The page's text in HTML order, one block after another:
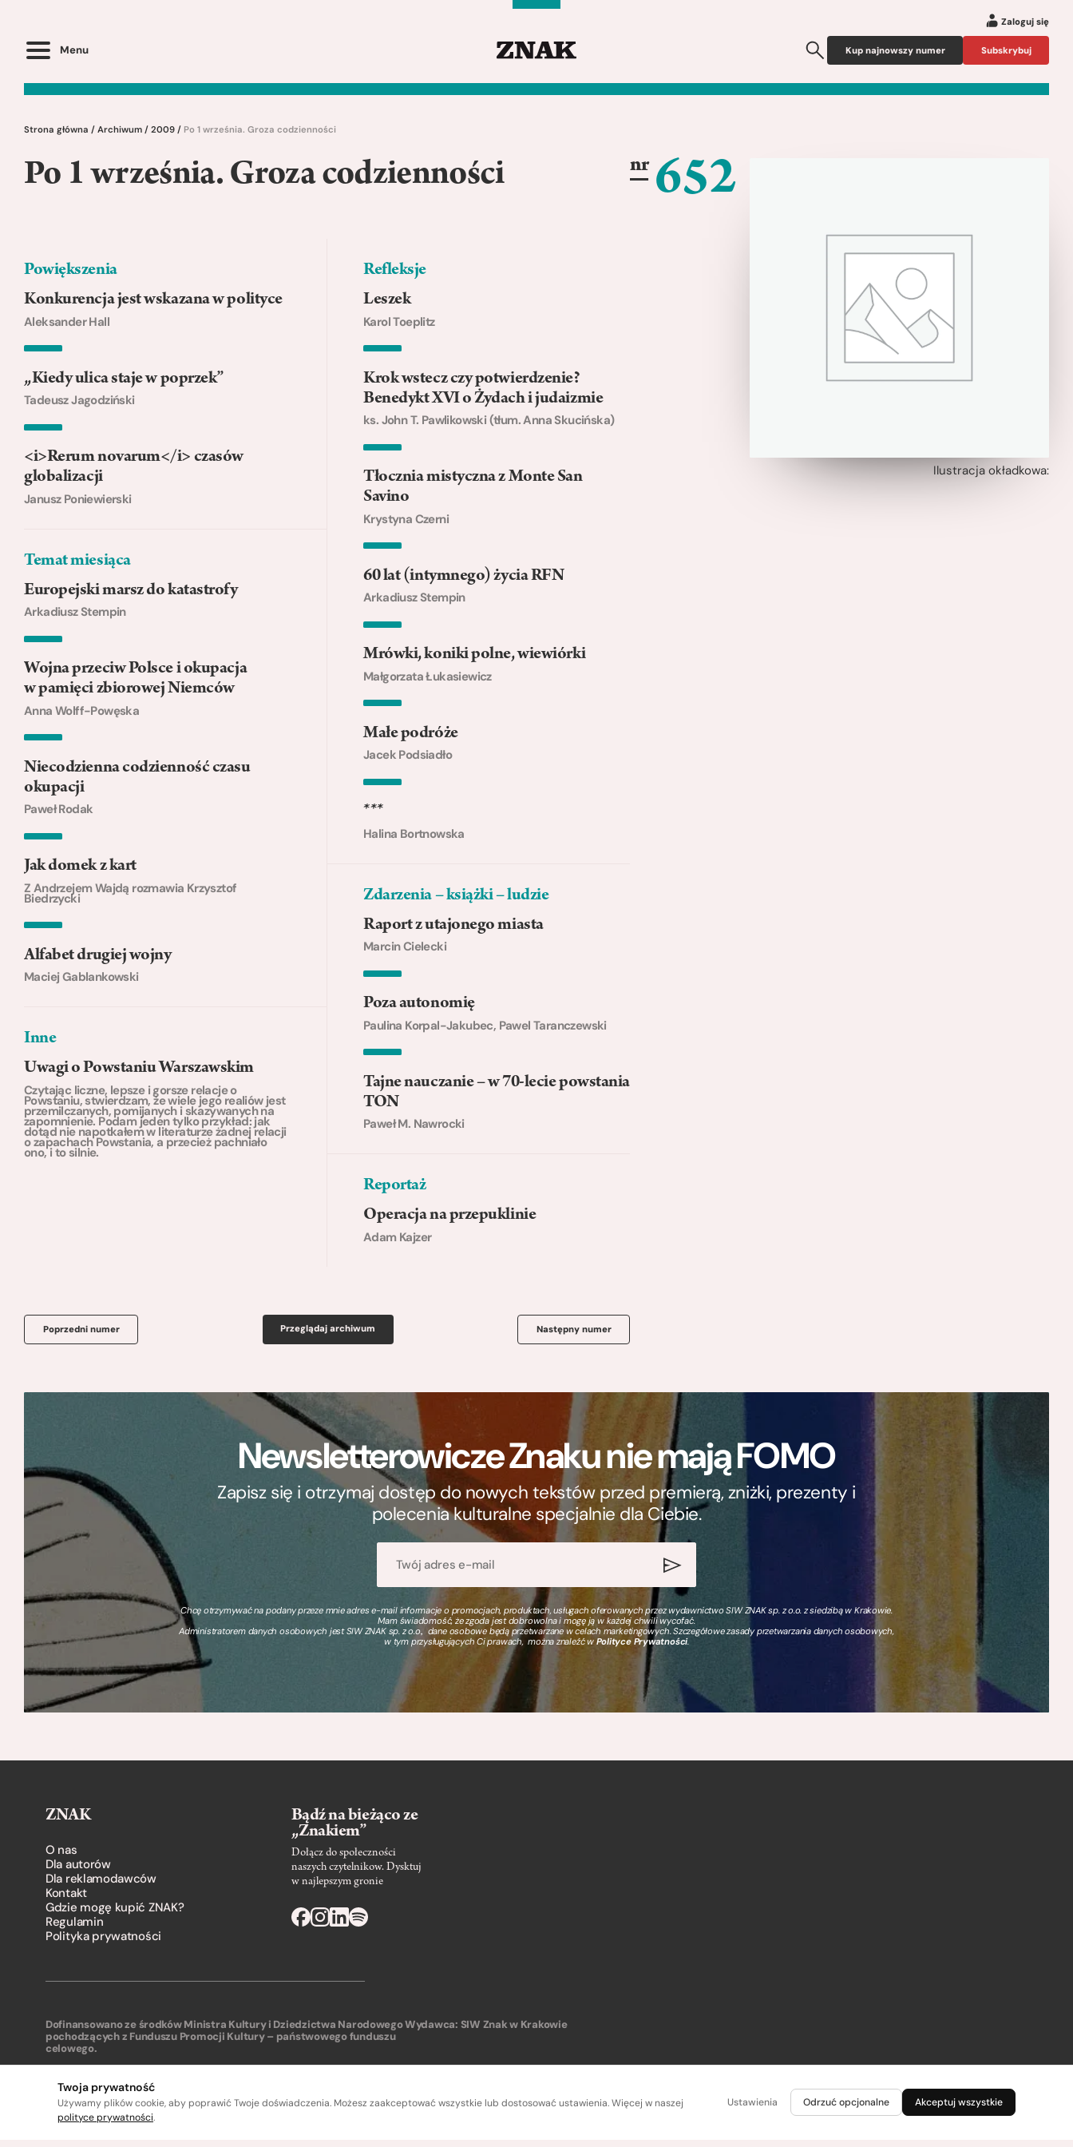
Menu
Zaloguj się
Kup najnowszy numer Subskrybuj
Strona główna / Archiwum / 2009 / Po 1 września. Groza codzienności
Po 1 września. Groza codzienności
Powiększenia
Konkurencja jest wskazana w polityce
Aleksander Hall
„Kiedy ulica staje w poprzek”
Tadeusz Jagodziński
<i>Rerum novarum</i> czasów
globalizacji
Janusz Poniewierski
Temat miesiąca
Europejski marsz do katastrofy
Arkadiusz Stempin
Wojna przeciw Polsce i okupacja
w pamięci zbiorowej Niemców
Anna Wolff-Powęska
Niecodzienna codzienność czasu
okupacji
Paweł Rodak
Jak domek z kart
Z Andrzejem Wajdą rozmawia Krzysztof
Biedrzycki
Alfabet drugiej wojny
Maciej Gablankowski
Inne
Uwagi o Powstaniu Warszawskim
Czytając liczne, lepsze i gorsze relacje o
Powstaniu, stwierdzam, że wiele jego realiów jest
przemilczanych, pomijanych i skazywanych na
zapomnienie. Podam jeden tylko przykład: jak
dotąd nie napotkałem w literaturze żadnej relacji
o zapachach Powstania, a przecież pachniało
ono, i to silnie.
Refleksje
Leszek
Karol Toeplitz
Krok wstecz czy potwierdzenie?
Benedykt XVI o Żydach i judaizmie
ks. John T. Pawlikowski (tłum. Anna Skucińska)
Tłocznia mistyczna z Monte San
Savino
Krystyna Czerni
60 lat (intymnego) życia RFN
Arkadiusz Stempin
Mrówki, koniki polne, wiewiórki
Małgorzata Łukasiewicz
Małe podróże
Jacek Podsiadło
***
Halina Bortnowska
Zdarzenia – książki – ludzie
Raport z utajonego miasta
Marcin Cielecki
Poza autonomię
Paulina Korpal-Jakubec, Pawel Taranczewski
Tajne nauczanie – w 70-lecie powstania
TON
Paweł M. Nawrocki
Reportaż
Operacja na przepuklinie
Adam Kajzer
Poprzedni numer Przeglądaj archiwum Następny numer
nr 652
Ilustracja okładkowa:
Newsletterowicze Znaku nie mają FOMO
Zapisz się i otrzymaj dostęp do nowych tekstów przed premierą, zniżki, prezenty i
polecenia kulturalne specjalnie dla Ciebie.
Chcę otrzymywać na podany przeze mnie adres e-mail informacje o promocjach, produktach, usługach oferowanych przez wydawnictwo SIW ZNAK sp. z o.o. z siedzibą w Krakowie.
Mam świadomość, że zgoda jest dobrowolna i mogę ją w każdej chwili wycofać.
Administratorem danych osobowych jest SIW ZNAK sp. z o.o., dane osobowe będą przetwarzane w celach marketingowych. Szczegółowe zasady przetwarzania danych osobowych,
w tym przysługujących Ci prawach, można znaleźć wPolityce Prywatności.
ZNAK
O nas
Dla autorów
Dla reklamodawców
Kontakt
Gdzie mogę kupić ZNAK?
Regulamin
Polityka prywatności
Bądź na bieżąco ze
„Znakiem”
Dołącz do społeczności
naszych czytelnikow. Dysktuj
w najlepszym gronie
Dofinansowano ze środków Ministra Kultury i Dziedzictwa Narodowego
pochodzących z Funduszu Promocji Kultury – państwowego funduszu
celowego.
Wydawca: SIW Znak w Krakowie
Twoja prywatność
Używamy plików cookie, aby poprawić Twoje doświadczenia. Możesz zaakceptować wszystkie lub dostosować ustawienia. Więcej w naszej
polityce prywatności.
Ustawienia Odrzuć opcjonalne Akceptuj wszystkie